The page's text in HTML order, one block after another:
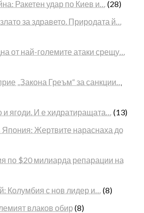
Ракетен удар по Киев и… (28)
за здравето. Природата й…
от най-големите атаки срещу…
„Закона Греъм“ за санкции…
и ягоди. И е хидратиращата… (13)
Япония: Жертвите нараснаха до
по $20 милиарда репарации на
Колумбия с нов лидер и… (8)
влаков обир (8)